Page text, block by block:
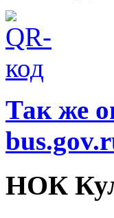
Так же
НОК